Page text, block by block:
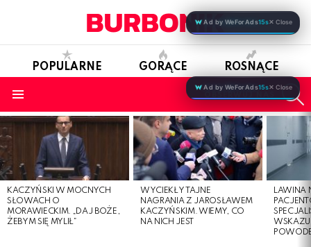
POPULARNE GORĄCE ROSNĄCE
LATEST
KACZYŃSKI W MOCNYCH
SŁOWACH O
MORAWIECKIM. „DAJ BOŻE,
ŻEBYM SIĘ MYLIŁ”
WYCIEKŁY TAJNE
NAGRANIA Z JAROSŁAWEM
KACZYŃSKIM. WIEMY, CO
NA NICH JEST
LAWINA
Ad by WeForAds15s✕ Close
Ad by WeForAds15s✕ Close